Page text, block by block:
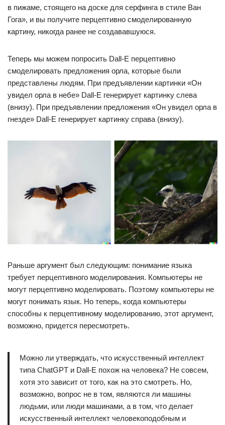
в пижаме, стоящего на доске для серфинга в стиле Ван
Гога», и вы получите перцептивно смоделированную
картину, никогда ранее не создававшуюся.
Теперь мы можем попросить Dall-E перцептивно
смоделировать предложения орла, которые были
представлены людям. При предъявлении картинки «Он
увидел орла в небе» Dall-E генерирует картинку слева
(внизу). При предъявлении предложения «Он увидел орла в
гнезде» Dall-E генерирует картинку справа (внизу).
Раньше аргумент был следующим: понимание языка
требует перцептивного моделирования. Компьютеры не
могут перцептивно моделировать. Поэтому компьютеры не
могут понимать язык. Но теперь, когда компьютеры
способны к перцептивному моделированию, этот аргумент,
возможно, придется пересмотреть.
Можно ли утверждать, что искусственный интеллект
типа ChatGPT и Dall-E похож на человека? Не совсем,
хотя это зависит от того, как на это смотреть. Но,
возможно, вопрос не в том, являются ли машины
людьми, или люди машинами, а в том, что делает
искусственный интеллект человекоподобным и